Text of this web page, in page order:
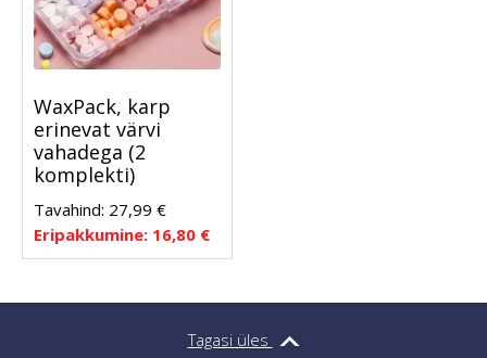
WaxPack, karp
erinevat värvi
vahadega (2
komplekti)
Tavahind: 27,99 €
Eripakkumine: 16,80 €
Tagasi üles